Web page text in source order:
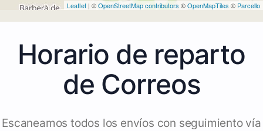
Leaflet | ©OpenStreetMap contributors ©OpenMapTiles © Parcello
Horario de reparto
de Correos
Escaneamos todos los envíos con seguimiento vía